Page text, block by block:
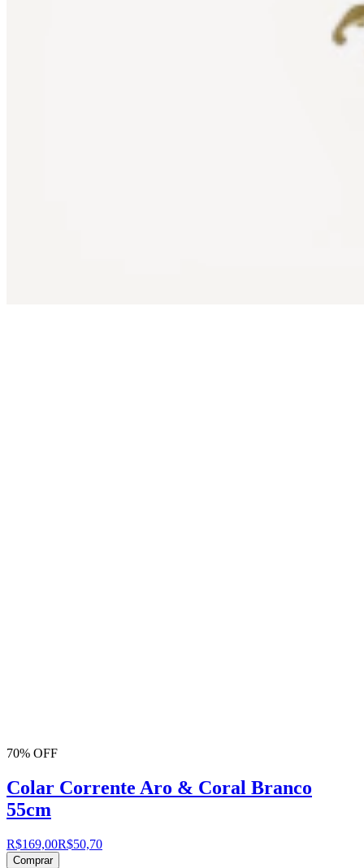
70% OFF
Colar Corrente Aro & Coral Branco
55cm
R$169,00R$50,70
Comprar